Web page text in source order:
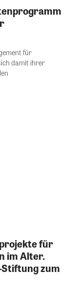
für
damit ihrer
für
im Alter.
zum